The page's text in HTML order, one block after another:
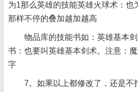
为1那么英雄的技能英雄火球术：也
那样不停的叠加越加越高
物品库的技能书如：英雄基本
书：也要叫英雄基本剑术。注意：
字
7。如果以上都修改了，还是不